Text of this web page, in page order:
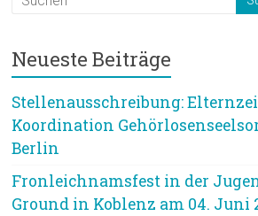
Neueste Beiträge
Stellenausschreibung:
Koordination
Berlin
Fronleichnamsfest in der
Ground in Koblenz am 04. Juni